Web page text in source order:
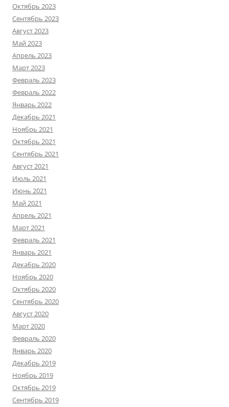
Октябрь 2023
Сентябрь 2023
Август 2023
Май 2023
Апрель 2023
Март 2023
Февраль 2023
Февраль 2022
Январь 2022
Декабрь 2021
Ноябрь 2021
Октябрь 2021
Сентябрь 2021
Август 2021
Июль 2021
Июнь 2021
Май 2021
Апрель 2021
Март 2021
Февраль 2021
Январь 2021
Декабрь 2020
Ноябрь 2020
Октябрь 2020
Сентябрь 2020
Август 2020
Март 2020
Февраль 2020
Январь 2020
Декабрь 2019
Ноябрь 2019
Октябрь 2019
Сентябрь 2019